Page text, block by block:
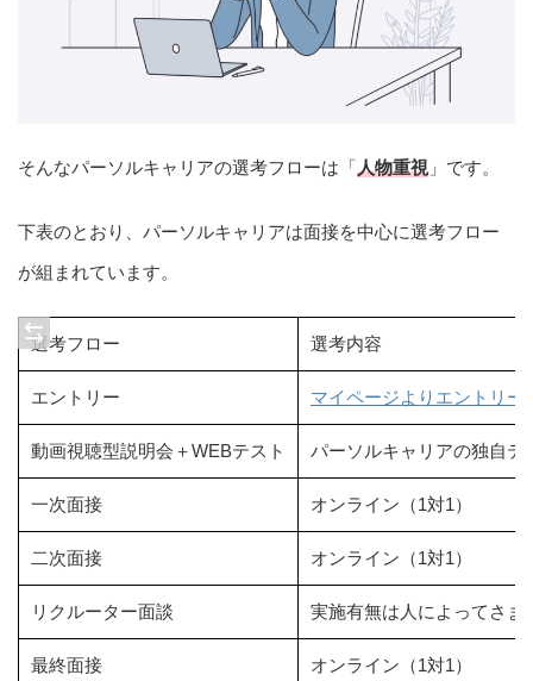
そんなパーソルキャリアの選考フローは「人物重視 」です。
下表のとおり、パーソルキャリアは面接を中心に選考フロー
が組まれています。
選考フロー 選考内容
エントリー マイページよりエントリー
動画視聴型説明会＋WEBテスト パーソルキャリアの独自テ
一次面接 オンライン（1対1）
二次面接 オンライン（1対1）
リクルーター面談 実施有無は人によってさま
最終面接 オンライン（1対1）